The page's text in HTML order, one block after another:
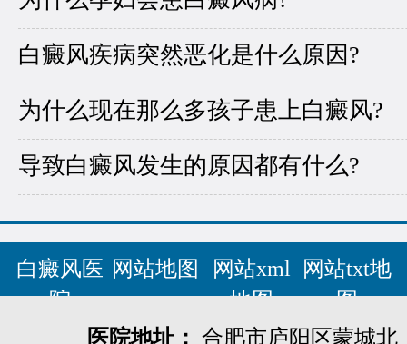
白癜风疾病突然恶化是什么原因?
为什么现在那么多孩子患上白癜风?
导致白癜风发生的原因都有什么?
白癜风医
院
网站地图
网站xml
地图
网站txt地
图
医院地址： 合肥市庐阳区蒙城北